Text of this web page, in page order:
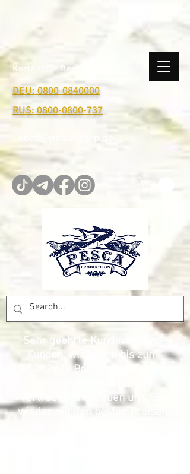
Kostenlose Bestellhotline:
DEU: 0800-0840000
RUS: 0800-0800-737
I.Adolf@pesca-shop.de
Sehr geehrte Kundinnen und
Kunden, wir haben bis zum
Betriebsferien. Wir
danken vielmals, für das
Vertrauen und freuen uns, Sie
wieder mit den besten Preisen